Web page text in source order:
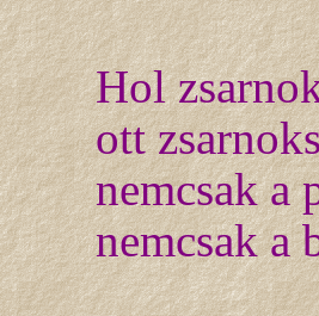
Hol
ott
nemcsak a
nemcsak a